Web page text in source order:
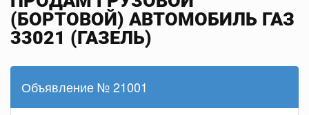
(БОРТОВОЙ) АВТОМОБИЛЬ ГАЗ
33021 (ГАЗЕЛЬ)
Объявление № 21001